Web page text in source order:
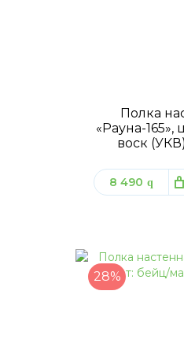
Полка
«Рауна-165»,
воск
8 490 q
28%